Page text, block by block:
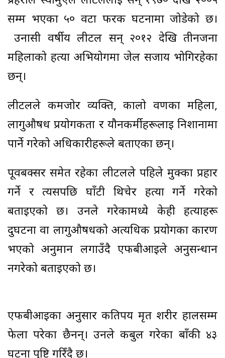
सम्म भएका ५० वटा फरक घटनामा जोडेको छ।
उनासी वर्षीय लीटल सन् २०१२ देखि तीनजना
महिलाको हत्या अभियोगमा जेल सजाय भोगिरहेका
छन्।
लीटलले कमजोर व्यक्ति, कालो वर्णका महिला,
लागुऔषध प्रयोगकर्ता र यौनकर्मीहरूलाई निशानामा
पार्ने गरेको अधिकारीहरूले बताएका छन्।
पूर्वबक्सर समेत रहेका लीटलले पहिले मुक्का प्रहार
गर्ने र त्यसपछि घाँटी थिचेर हत्या गर्ने गरेको
बताइएको छ। उनले गरेकामध्ये केही हत्याहरू
दुर्घटना वा लागुऔषधको अत्यधिक प्रयोगका कारण
भएको अनुमान लगाउँदै एफबीआईले अनुसन्धान
नगरेको बताइएको छ।
एफबीआईका अनुसार कतिपय मृत शरीर हालसम्म
फेला परेका छैनन्। उनले कबुल गरेका बाँकी ४३
घटना पुष्टि गरिँदै छ।